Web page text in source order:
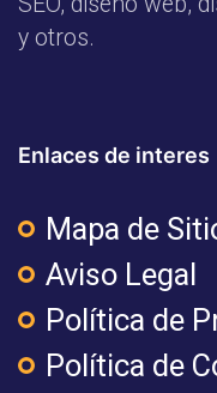
y otros.
Enlaces de interes
Mapa de
Aviso Legal
Política de
Política de